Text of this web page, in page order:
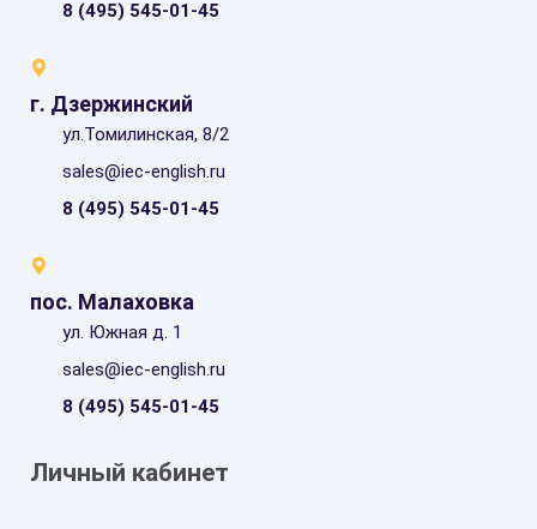
8 (495) 545-01-45
г. Дзержинский
ул.Томилинская, 8/2
sales@iec-english.ru
8 (495) 545-01-45
пос. Малаховка
ул. Южная д. 1
sales@iec-english.ru
8 (495) 545-01-45
Личный кабинет